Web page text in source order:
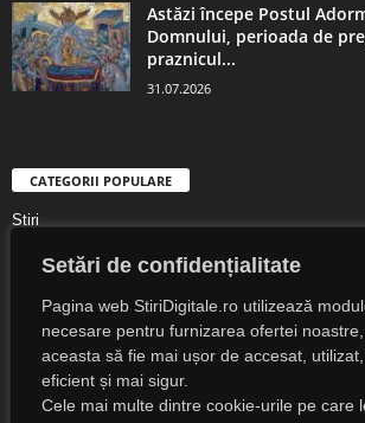
Setări de confidențialitate
Pagina web StiriDigitale.ro utilizează
necesare pentru furnizarea ofertei
aceasta să fie mai ușor de accesat,
eficient și mai sigur.
Cele mai multe dintre cookie-urile pe care
Astăzi începe Postul
Domnului, perioada de
praznicul...
31.07.2026
CATEGORII POPULARE
Știri
Digital Lifestyle
Societate
Cultură
Religie